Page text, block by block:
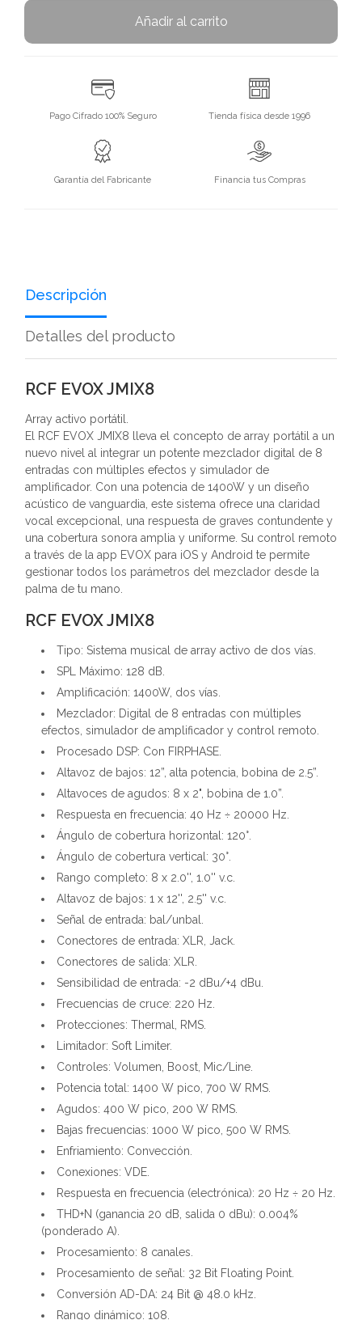
Añadir al carrito
Pago Cifrado 100% Seguro Tienda física desde 1996
Garantía del Fabricante Financia tus Compras
Descripción
Detalles del producto
RCF EVOX JMIX8
Array activo portátil.
El RCF EVOX JMIX8 lleva el concepto de array portátil a un
nuevo nivel al integrar un potente mezclador digital de 8
entradas con múltiples efectos y simulador de
amplificador. Con una potencia de 1400W y un diseño
acústico de vanguardia, este sistema ofrece una claridad
vocal excepcional, una respuesta de graves contundente y
una cobertura sonora amplia y uniforme. Su control remoto
a través de la app EVOX para iOS y Android te permite
gestionar todos los parámetros del mezclador desde la
palma de tu mano.
RCF EVOX JMIX8
Tipo: Sistema musical de array activo de dos vías.
SPL Máximo: 128 dB.
Amplificación: 1400W, dos vías.
Mezclador: Digital de 8 entradas con múltiples
efectos, simulador de amplificador y control remoto.
Procesado DSP: Con FIRPHASE.
Altavoz de bajos: 12”, alta potencia, bobina de 2.5”.
Altavoces de agudos: 8 x 2", bobina de 1.0”.
Respuesta en frecuencia: 40 Hz ÷ 20000 Hz.
Ángulo de cobertura horizontal: 120°.
Ángulo de cobertura vertical: 30°.
Rango completo: 8 x 2.0'', 1.0'' v.c.
Altavoz de bajos: 1 x 12'', 2.5'' v.c.
Señal de entrada: bal/unbal.
Conectores de entrada: XLR, Jack.
Conectores de salida: XLR.
Sensibilidad de entrada: -2 dBu/+4 dBu.
Frecuencias de cruce: 220 Hz.
Protecciones: Thermal, RMS.
Limitador: Soft Limiter.
Controles: Volumen, Boost, Mic/Line.
Potencia total: 1400 W pico, 700 W RMS.
Agudos: 400 W pico, 200 W RMS.
Bajas frecuencias: 1000 W pico, 500 W RMS.
Enfriamiento: Convección.
Conexiones: VDE.
Respuesta en frecuencia (electrónica): 20 Hz ÷ 20 Hz.
THD+N (ganancia 20 dB, salida 0 dBu): 0.004%
(ponderado A).
Procesamiento: 8 canales.
Procesamiento de señal: 32 Bit Floating Point.
Conversión AD-DA: 24 Bit @ 48.0 kHz.
Rango dinámico: 108.